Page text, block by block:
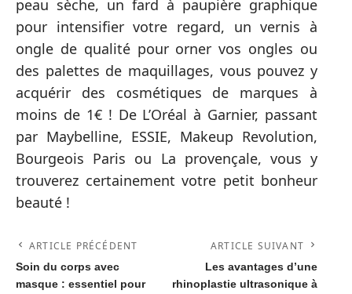
peau sèche, un fard à paupière graphique
pour intensifier votre regard, un vernis à
ongle de qualité pour orner vos ongles ou
des palettes de maquillages, vous pouvez y
acquérir des cosmétiques de marques à
moins de 1€ ! De L’Oréal à Garnier, passant
par Maybelline, ESSIE, Makeup Revolution,
Bourgeois Paris ou La provençale, vous y
trouverez certainement votre petit bonheur
beauté !
ARTICLE PRÉCÉDENT
Soin du corps avec
masque : essentiel pour
ARTICLE SUIVANT
Les avantages d’une
rhinoplastie ultrasonique à